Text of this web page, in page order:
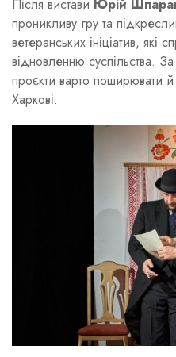
Після вистави Юрій
проникливу гру та
ветеранських ініціатив, які
відновленню суспільства.
проєкти варто поширювати
Харкові.